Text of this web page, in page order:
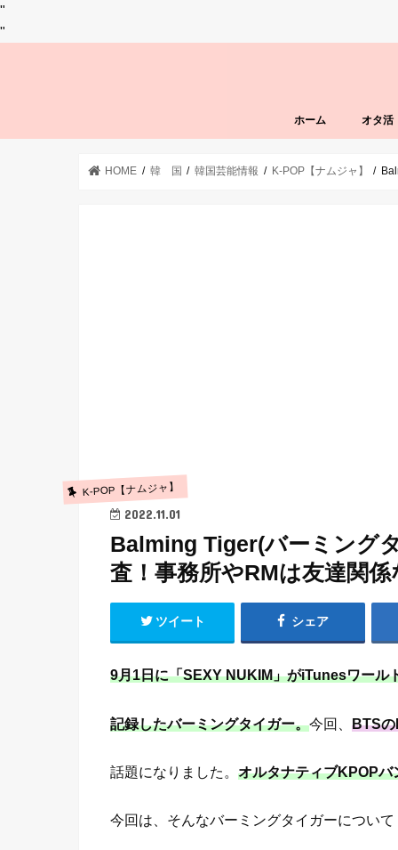
"
"
ホーム オタ活
HOME 韓 国 韓国芸能情報 K-POP【ナムジャ】
K-POP【ナムジャ】
2022.11.01
Balming Tiger(バーミング
査！事務所やRMは友達関係
ツイート シェア
9月1日に「SEXY NUKIM」がiTunesワール
記録したバーミングタイガー。今回、 BTSの
話題になりました。 オルタナティブKPOPバ
今回は、そんなバーミングタイガーについて